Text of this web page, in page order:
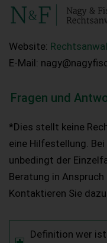
Website:
E-Mail:
Fragen und
*Dies stellt keine
eine Hilfestellung.
unbedingt der
Beratung in
Kontaktieren Sie
Definition wer